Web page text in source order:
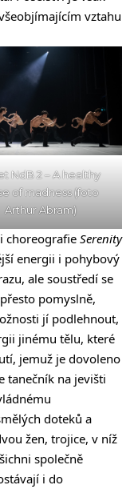
vztahu
NdB 2 – A healthy
of madness (foto
Arthur Abram)
choreografie Serenity
energii i pohybový
ale soustředí se
pomyslně,
jí podlehnout,
jinému tělu, které
jemuž je dovoleno
tanečník na jevišti
doteků a
žen, trojice, v níž
společně
i do